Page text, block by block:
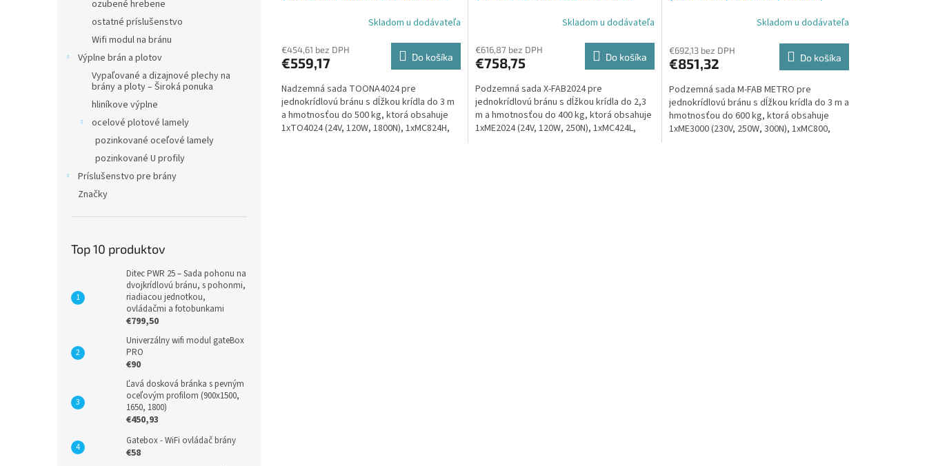
ozubené hrebene
ostatné príslušenstvo
Wifi modul na bránu
Výplne brán a plotov
Vypaľované a dizajnové plechy na
brány a ploty – Široká ponuka
hliníkove výplne
ocelové plotové lamely
pozinkované oceľové lamely
pozinkované U profily
Príslušenstvo pre brány
Značky
Top 10 produktov
Ditec PWR 25 – Sada pohonu na
dvojkrídlovú bránu, s pohonmi,
riadiacou jednotkou,
ovládačmi a fotobunkami
€799,50
Univerzálny wifi modul gateBox
PRO
€90
Ľavá dosková bránka s pevným
oceľovým profilom (900x1500,
1650, 1800)
€450,93
Gatebox - WiFi ovládač brány
€58
produktu
je
z
5
hviezdičiek.
Skladom u dodávateľa
€454,61 bez DPH
€559,17 Do košíka
Nadzemná sada TOONA4024 pre
jednokrídlovú bránu s dĺžkou krídla do 3 m
a hmotnosťou do 500 kg, ktorá obsahuje
1xTO4024 (24V, 120W, 1800N), 1xMC824H,
Skladom u dodávateľa
€616,87 bez DPH
€758,75 Do košíka
Podzemná sada X-FAB2024 pre
jednokrídlovú bránu s dĺžkou krídla do 2,3
m a hmotnosťou do 400 kg, ktorá obsahuje
1xME2024 (24V, 120W, 250N), 1xMC424L,
Skladom u dodávateľa
€692,13 bez DPH
€851,32 Do košíka
Podzemná sada M-FAB METRO pre
jednokrídlovú bránu s dĺžkou krídla do 3 m a
hmotnosťou do 600 kg, ktorá obsahuje
1xME3000 (230V, 250W, 300N), 1xMC800,